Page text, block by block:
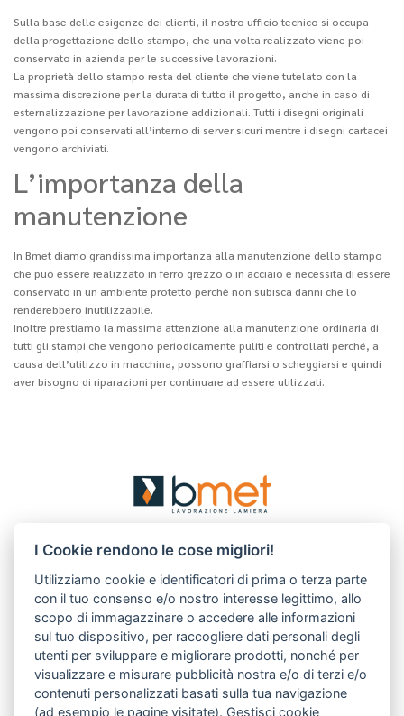
Sulla base delle esigenze dei clienti, il nostro ufficio tecnico si occupa
della progettazione dello stampo, che una volta realizzato viene poi
conservato in azienda per le successive lavorazioni.
La proprietà dello stampo resta del cliente che viene tutelato con la
massima discrezione per la durata di tutto il progetto, anche in caso di
esternalizzazione per lavorazione addizionali. Tutti i disegni originali
vengono poi conservati all’interno di server sicuri mentre i disegni cartacei
vengono archiviati.
L’importanza della
manutenzione
In Bmet diamo grandissima importanza alla manutenzione dello stampo
che può essere realizzato in ferro grezzo o in acciaio e necessita di essere
conservato in un ambiente protetto perché non subisca danni che lo
renderebbero inutilizzabile.
Inoltre prestiamo la massima attenzione alla manutenzione ordinaria di
tutti gli stampi che vengono periodicamente puliti e controllati perché, a
causa dell’utilizzo in macchina, possono graffiarsi o scheggiarsi e quindi
aver bisogno di riparazioni per continuare ad essere utilizzati.
via Albert Einstein, 1/D
30033 Noale (VE) Italy
T.+39.041.5801891
F. +39.041.5828392
R.E.A Venezia 375045
P.I. 04206670277
I Cookie rendono le cose migliori!
Utilizziamo cookie e identificatori di prima o terza parte
con il tuo consenso e/o nostro interesse legittimo, allo
scopo di immagazzinare o accedere alle informazioni
sul tuo dispositivo, per raccogliere dati personali degli
utenti per sviluppare e migliorare prodotti, nonché per
visualizzare e misurare pubblicità nostra e/o di terzi e/o
contenuti personalizzati basati sulla tua navigazione
(ad esempio le pagine visitate). Gestisci cookie